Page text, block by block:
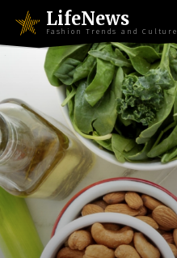
LifeNews
Fashion Trends and Culture